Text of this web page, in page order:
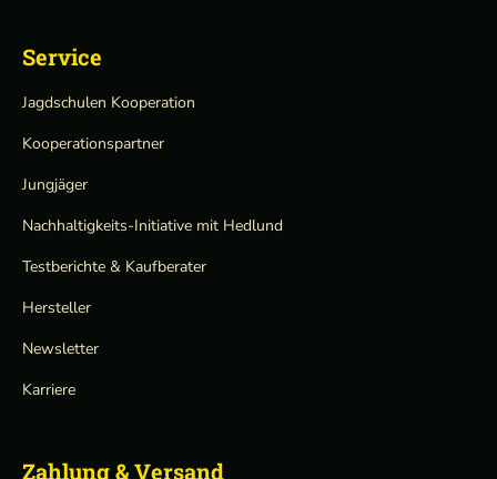
Service
Jagdschulen Kooperation
Kooperationspartner
Jungjäger
Nachhaltigkeits-Initiative mit Hedlund
Testberichte & Kaufberater
Hersteller
Newsletter
Karriere
Zahlung & Versand